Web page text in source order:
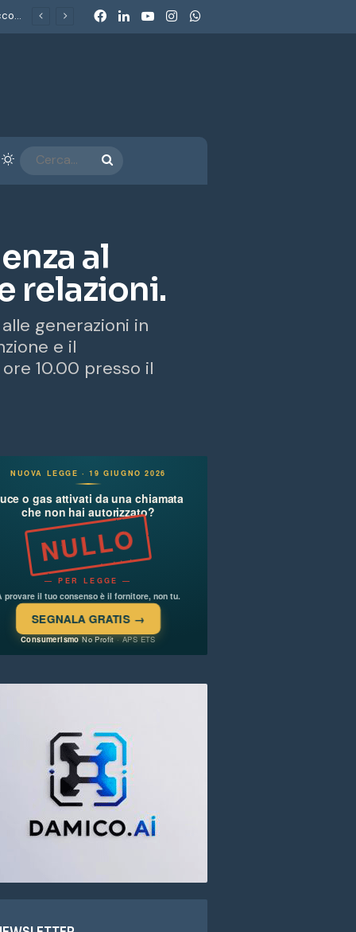
Fun Economy 2026. La nuova economia del divertimento: cosa raccontano i parchi a tema sulle scelte di spesa delle famiglie italiane FacebookLinkedInYou TubeInstagram
laterale
Cambia aspetto CERCA...
al
relazioni.
generazioni in
e il
10.00 presso il